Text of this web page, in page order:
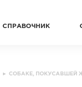
СПРАВОЧНИК
▸ СОБАКЕ, ПОКУСАВШЕЙ